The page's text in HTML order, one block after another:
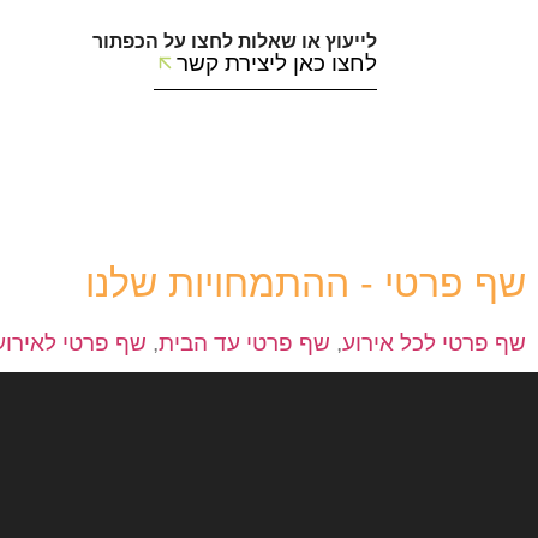
לייעוץ או שאלות לחצו על הכפתור
לחצו כאן ליצירת קשר
שף פרטי - ההתמחויות שלנו
שף פרטי לכל אירוע, שף פרטי עד הבית, שף פרטי